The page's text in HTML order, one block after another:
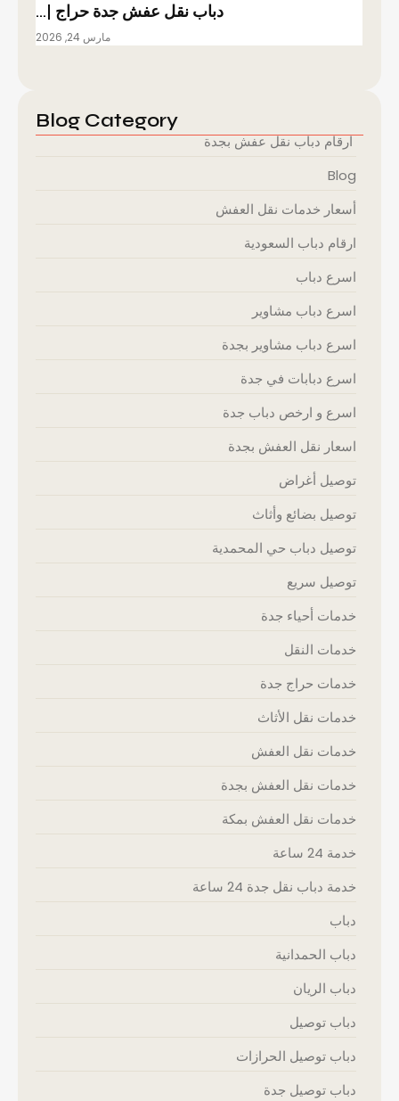
دباب نقل عفش جدة حراج |…
مارس 24, 2026
Blog Category
ارقام دباب نقل عفش بجدة
Blog
أسعار خدمات نقل العفش
ارقام دباب السعودية
اسرع دباب
اسرع دباب مشاوير
اسرع دباب مشاوير بجدة
اسرع دبابات في جدة
اسرع و ارخص دباب جدة
اسعار نقل العفش بجدة
توصيل أغراض
توصيل بضائع وأثاث
توصيل دباب حي المحمدية
توصيل سريع
خدمات أحياء جدة
خدمات النقل
خدمات حراج جدة
خدمات نقل الأثاث
خدمات نقل العفش
خدمات نقل العفش بجدة
خدمات نقل العفش بمكة
خدمة 24 ساعة
خدمة دباب نقل جدة 24 ساعة
دباب
دباب الحمدانية
دباب الريان
دباب توصيل
دباب توصيل الحرازات
دباب توصيل جدة